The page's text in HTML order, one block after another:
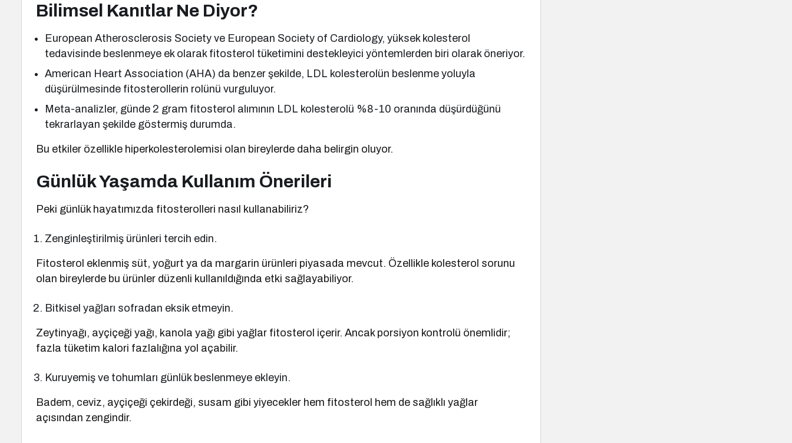
Bilimsel Kanıtlar Ne Diyor?
European Atherosclerosis Society ve European Society of Cardiology, yüksek kolesterol
tedavisinde beslenmeye ek olarak fitosterol tüketimini destekleyici yöntemlerden biri olarak öneriyor.
American Heart Association (AHA) da benzer şekilde, LDL kolesterolün beslenme yoluyla
düşürülmesinde fitosterollerin rolünü vurguluyor.
Meta-analizler, günde 2 gram fitosterol alımının LDL kolesterolü %8-10 oranında düşürdüğünü
tekrarlayan şekilde göstermiş durumda.
Bu etkiler özellikle hiperkolesterolemisi olan bireylerde daha belirgin oluyor.
Günlük Yaşamda Kullanım Önerileri
Peki günlük hayatımızda fitosterolleri nasıl kullanabiliriz?
Zenginleştirilmiş ürünleri tercih edin.
Fitosterol eklenmiş süt, yoğurt ya da margarin ürünleri piyasada mevcut. Özellikle kolesterol sorunu
olan bireylerde bu ürünler düzenli kullanıldığında etki sağlayabiliyor.
Bitkisel yağları sofradan eksik etmeyin.
Zeytinyağı, ayçiçeği yağı, kanola yağı gibi yağlar fitosterol içerir. Ancak porsiyon kontrolü önemlidir;
fazla tüketim kalori fazlalığına yol açabilir.
Kuruyemiş ve tohumları günlük beslenmeye ekleyin.
Badem, ceviz, ayçiçeği çekirdeği, susam gibi yiyecekler hem fitosterol hem de sağlıklı yağlar
açısından zengindir.